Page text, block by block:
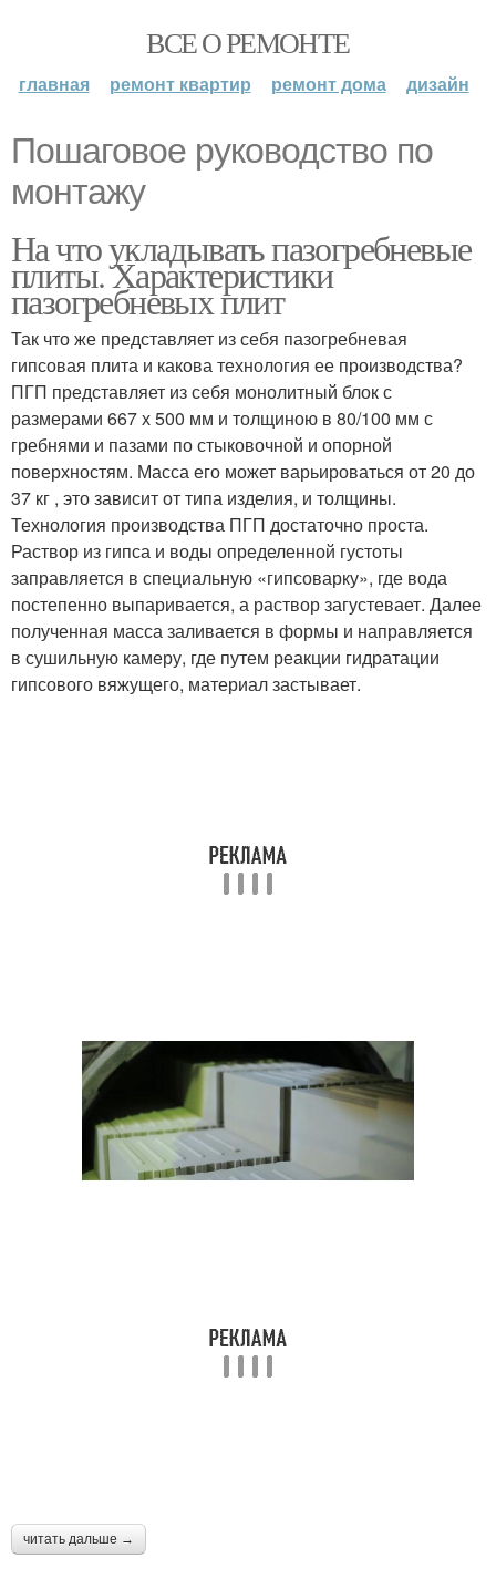
ВСЕ О РЕМОНТЕ
главная ремонт квартир ремонт дома дизайн
Пошаговое руководство по
монтажу
На что укладывать пазогребневые
плиты. Характеристики
пазогребневых плит
Так что же представляет из себя пазогребневая
гипсовая плита и какова технология ее производства?
ПГП представляет из себя монолитный блок с
размерами 667 х 500 мм и толщиною в 80/100 мм с
гребнями и пазами по стыковочной и опорной
поверхностям. Масса его может варьироваться от 20 до
37 кг , это зависит от типа изделия, и толщины.
Технология производства ПГП достаточно проста.
Раствор из гипса и воды определенной густоты
заправляется в специальную «гипсоварку», где вода
постепенно выпаривается, а раствор загустевает. Далее
полученная масса заливается в формы и направляется
в сушильную камеру, где путем реакции гидратации
гипсового вяжущего, материал застывает.
читать дальше →